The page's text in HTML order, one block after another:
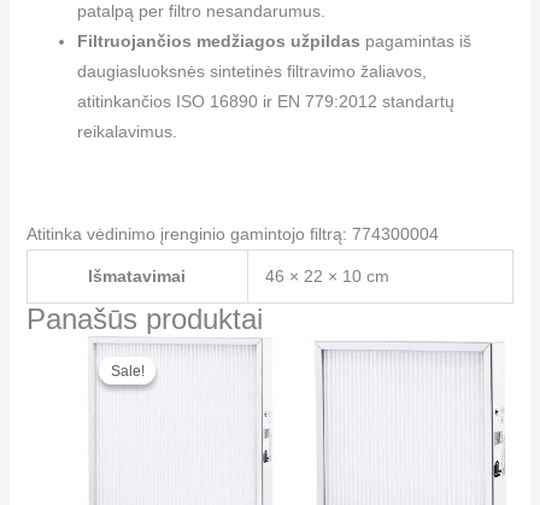
patalpą per filtro nesandarumus.
Filtruojančios medžiagos užpildas pagamintas iš
daugiasluoksnės sintetinės filtravimo žaliavos,
atitinkančios ISO 16890 ir EN 779:2012 standartų
reikalavimus.
Atitinka vėdinimo įrenginio gamintojo filtrą: 774300004
Išmatavimai 46 × 22 × 10 cm
Panašūs produktai
Sale!
Sale!
Original
price
was:
Current